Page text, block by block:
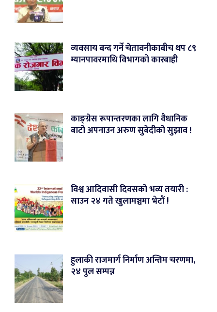
व्यवसाय बन्द गर्ने चेतावनीकाबीच थप ८९
म्यानपावरमाथि विभागको कारबाही
काङ्ग्रेस रूपान्तरणका लागि वैधानिक
बाटो अपनाउन अरुण सुबेदीको सुझाव !
विश्व आदिवासी दिवसको भव्य तयारी :
साउन २४ गते खुलामञ्चमा भेटौं !
हुलाकी राजमार्ग निर्माण अन्तिम चरणमा,
२४ पुल सम्पन्न